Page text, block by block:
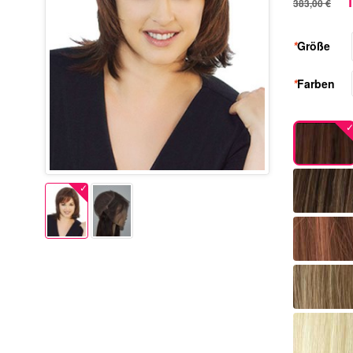
383,00 €
*Größe
*Farben